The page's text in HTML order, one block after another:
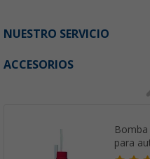
NUESTRO SERVICIO
ACCESORIOS
Bomba
para